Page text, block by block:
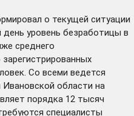
о текущей ситуации
уровень безработицы в
среднего
Со всеми ведется
Ивановской области на
порядка 12 тысяч
специалисты